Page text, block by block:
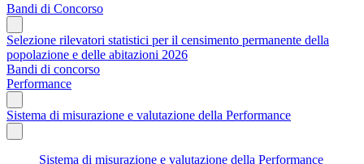
Bandi di Concorso
Selezione rilevatori statistici per il censimento permanente della
popolazione e delle abitazioni 2026
Bandi di concorso
Performance
Sistema di misurazione e valutazione della Performance
Sistema di misurazione e valutazione della Performance